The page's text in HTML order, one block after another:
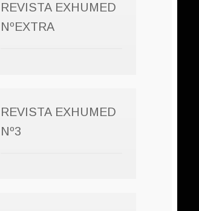
REVISTA EXHUMED
NºEXTRA
REVISTA EXHUMED
Nº3